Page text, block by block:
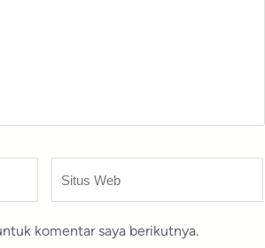
Situs
Web
komentar saya berikutnya.